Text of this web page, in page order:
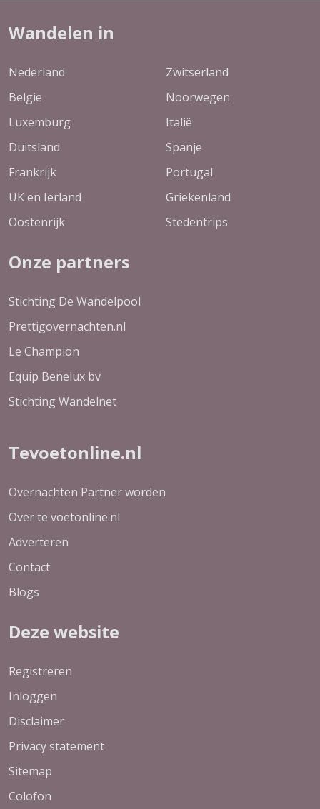
Wandelen in
Nederland
Belgie
Luxemburg
Duitsland
Frankrijk
UK en Ierland
Oostenrijk
Zwitserland
Noorwegen
Italië
Spanje
Portugal
Griekenland
Stedentrips
Onze partners
Stichting De Wandelpool
Prettigovernachten.nl
Le Champion
Equip Benelux bv
Stichting Wandelnet
Tevoetonline.nl
Overnachten Partner worden
Over te voetonline.nl
Adverteren
Contact
Blogs
Deze website
Registreren
Inloggen
Disclaimer
Privacy statement
Sitemap
Colofon